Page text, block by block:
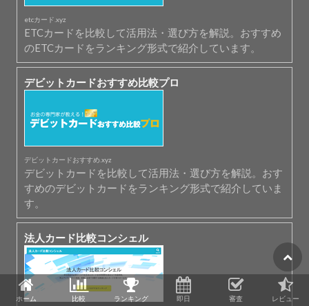
etcカード.xyz
ETCカードを比較して活用法・選び方を解説。おすすめ
のETCカードをランキング形式で紹介しています。
デビットカードおすすめ比較プロ
デビットカードおすすめ.xyz
デビットカードを比較して活用法・選び方を解説。おす
すめのデビットカードをランキング形式で紹介していま
す。
法人カード比較コンシェル
ホーム 比較 ランキング 即日 審査 レビュー